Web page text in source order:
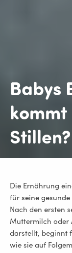
Babys
kommt
Stillen?
Die Ernährung
für seine
Nach den ersten
Muttermilch oder
darstellt, beginnt
wie sie auf